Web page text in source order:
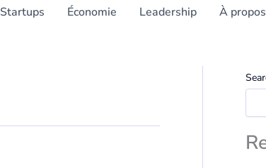
Startups Économie Leadership À propos